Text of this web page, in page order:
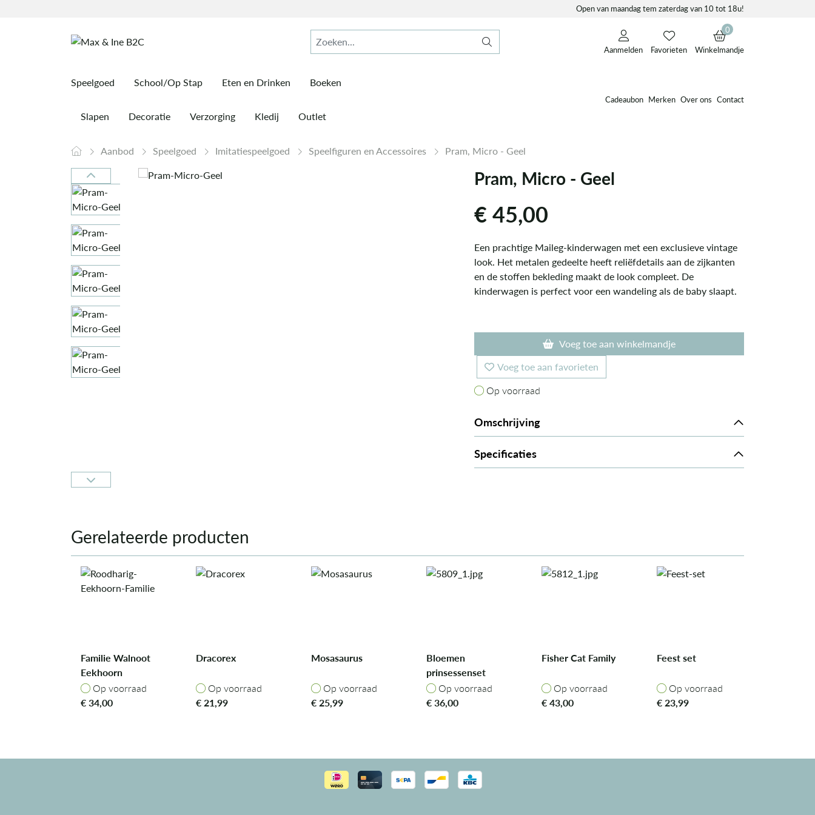
Open van maandag tem zaterdag van 10 tot 18u!
Aanmelden Favorieten
0
Winkelmandje
Speelgoed School/Op Stap Eten en Drinken Boeken
Slapen Decoratie Verzorging Kledij Outlet
Cadeaubon Merken Over ons Contact
Aanbod Speelgoed Imitatiespeelgoed Speelfiguren en Accessoires Pram, Micro - Geel
Pram, Micro - Geel
€45,00
Een prachtige Maileg-kinderwagen met een exclusieve vintage
look. Het metalen gedeelte heeft reliëfdetails aan de zijkanten
en de stoffen bekleding maakt de look compleet. De
kinderwagen is perfect voor een wandeling als de baby slaapt.
Voeg toe aan winkelmandje
Voeg toe aan favorieten
Op voorraad
Op voorraad
Omschrijving
Specificaties
Gerelateerde producten
Familie Walnoot
Eekhoorn
Op voorraad
Op voorraad
€34,00
Dracorex
Op voorraad
Op voorraad
€21,99
Mosasaurus
Op voorraad
Op voorraad
€25,99
Bloemen
prinsessenset
Op voorraad
Op voorraad
€36,00
Fisher Cat Family
Op voorraad
Op voorraad
€43,00
Feest set
Op voorraad
Op voorraad
€23,99